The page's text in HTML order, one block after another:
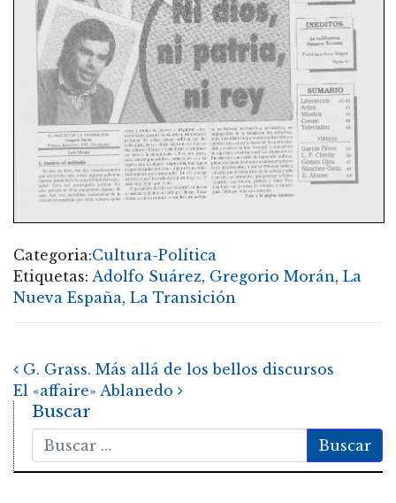
Categoria:Cultura-Política
Etiquetas: Adolfo Suárez, Gregorio Morán, La
Nueva España, La Transición
Post navigation
G. Grass. Más allá de los bellos discursos
El «affaire» Ablanedo
Buscar
Buscar